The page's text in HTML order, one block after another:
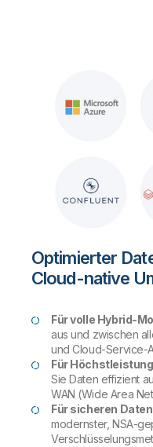
Optimierter
Cloud-native
Für volle Hybrid-
aus und zwischen
und Cloud-Service-
Für
Sie Daten effizient
WAN (Wide Area
Für sicheren
modernster, NSA-